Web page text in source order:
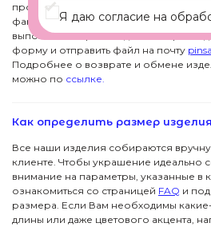
произвести обмен, пожалуйста
факторов возврата товара и в
выполнения произведите возврат
форму и отправить файл на почту
Подробнее о возврате и обмене
можно по ссылке.
Как определить размер
Все наши изделия собираются
клиенте. Чтобы украшение идеально
внимание на параметры, указанные в
ознакомиться со страницей FAQ и
размера. Если Вам необходимы
длины или даже цветового акцента,
Серьги
ПОДПИСКА
новинкам и стильные подборки
Я даю согласие на обработку данных
ПОКУПАТЕЛЯМ